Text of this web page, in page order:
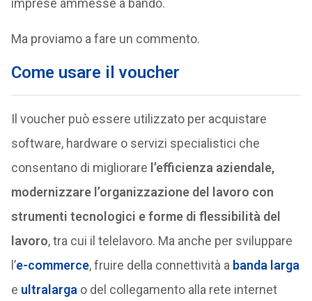
imprese ammesse a bando.
Ma proviamo a fare un commento.
Come usare il voucher
Il voucher può essere utilizzato per acquistare
software, hardware o servizi specialistici che
consentano di migliorare l’efficienza aziendale,
modernizzare l’organizzazione del lavoro con
strumenti tecnologici e forme di flessibilità del
lavoro, tra cui il telelavoro. Ma anche per sviluppare
l’e-commerce, fruire della connettività a banda larga
e ultralarga o del collegamento alla rete internet